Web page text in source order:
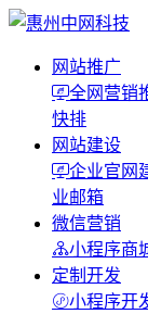
网站推广
全网营销
快排
网站建设
企业官网
业邮箱
微信营销
小程序商
定制开发
小程序开